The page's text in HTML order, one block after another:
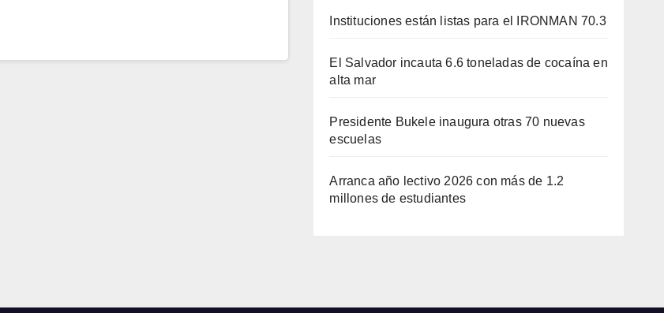
Instituciones están listas para el IRONMAN 70.3
El Salvador incauta 6.6 toneladas de cocaína en
alta mar
Presidente Bukele inaugura otras 70 nuevas
escuelas
Arranca año lectivo 2026 con más de 1.2
millones de estudiantes